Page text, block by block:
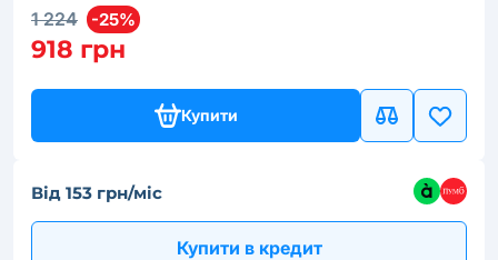
1 224 -25%
918 грн
Купити
Від 153 грн/міс
Купити в кредит